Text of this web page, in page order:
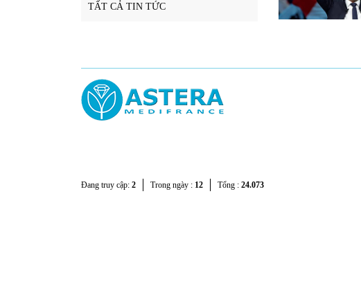
TẤT CẢ TIN TỨC
Đang truy cập: 2 Trong ngày : 12 Tổng : 24.073